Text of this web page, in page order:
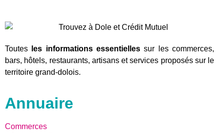
Toutes les informations essentielles sur les commerces,
bars, hôtels, restaurants, artisans et services proposés sur le
territoire grand-dolois.
Annuaire
Commerces